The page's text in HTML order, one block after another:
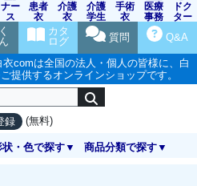
ナー
ス
ウェ
ア
患者
衣
介護
衣
介護
学生
実習
衣
手術
衣
医療
事務
受付
ドク
ター
ア
Q&A
質問
カタ
ログ
comは全国の法人・個人の皆様に、白
提供するオンラインショップです。
録 (無料)
・色で探す 商品分類で探す